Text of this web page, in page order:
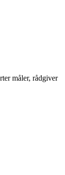
måler, rådgiver